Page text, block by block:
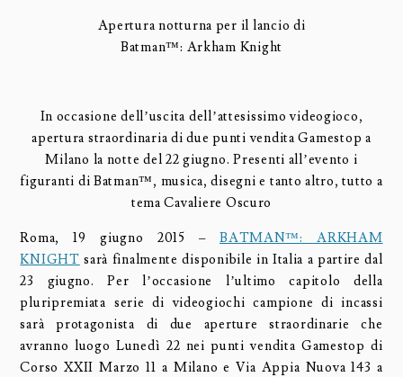
Apertura notturna per il lancio di
Batman™: Arkham Knight
In occasione dell’uscita dell’attesissimo videogioco,
apertura straordinaria di due punti vendita Gamestop a
Milano la notte del 22 giugno. Presenti all’evento i
figuranti di Batman™, musica, disegni e tanto altro, tutto a
tema Cavaliere Oscuro
Roma, 19 giugno 2015 –BATMAN™: ARKHAM
KNIGHT sarà finalmente disponibile in Italia a partire dal
23 giugno. Per l’occasione l’ultimo capitolo della
pluripremiata serie di videogiochi campione di incassi
sarà protagonista di due aperture straordinarie che
avranno luogo Lunedì 22 nei punti vendita Gamestop di
Corso XXII Marzo 11 a Milano e Via Appia Nuova 143 a